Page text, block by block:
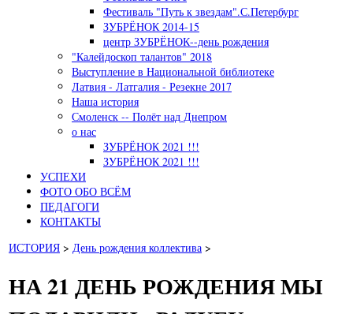
Фестиваль "Путь к звездам".С.Петербург
ЗУБРЁНОК 2014-15
центр ЗУБРЁНОК--день рождения
"Калейдоскоп талантов" 2018
Выступление в Национальной библиотеке
Латвия - Латгалия - Резекне 2017
Наша история
Смоленск -- Полёт над Днепром
о нас
ЗУБРЁНОК 2021 !!!
ЗУБРЁНОК 2021 !!!
УСПЕХИ
ФОТО ОБО ВСЁМ
ПЕДАГОГИ
КОНТАКТЫ
ИСТОРИЯ > День рождения коллектива >
НА 21 ДЕНЬ РОЖДЕНИЯ МЫ